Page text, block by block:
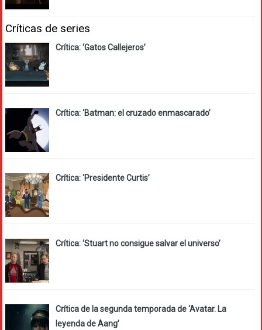
Críticas de series
Crítica: ‘Gatos Callejeros’
Crítica: ‘Batman: el cruzado enmascarado’
Crítica: ‘Presidente Curtis’
Crítica: ‘Stuart no consigue salvar el universo’
Crítica de la segunda temporada de ‘Avatar. La
leyenda de Aang’